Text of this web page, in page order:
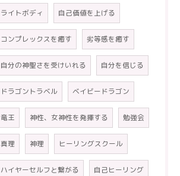
ライトボディ 自己価値を上げる
コンプレックスを癒す 劣等感を癒す
自分の神聖さを受けいれる 自分を信じる
ドラゴントラベル ベイビードラゴン
竜王 神性、女神性を発揮する 勉強会
真理 神理 ヒーリングスクール
ハイヤーセルフと繋がる 自己ヒーリング